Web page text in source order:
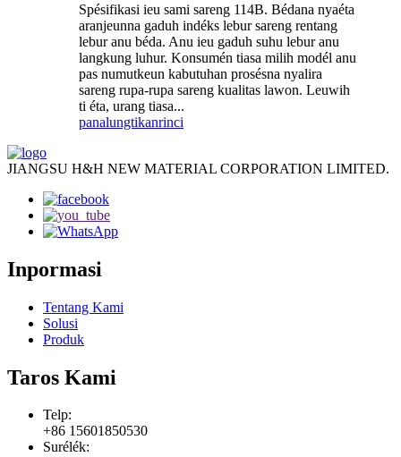
Spésifikasi ieu sami sareng 114B. Bédana nyaéta
aranjeunna gaduh indéks lebur sareng rentang
lebur anu béda. Anu ieu gaduh suhu lebur anu
langkung luhur. Konsumén tiasa milih modél anu
pas numutkeun kabutuhan prosésna nyalira
sareng rupa-rupa sareng kualitas lawon. Leuwih
ti éta, urang tiasa...
panalungtikanrinci
JIANGSU H&H NEW MATERIAL CORPORATION LIMITED.
Inpormasi
Tentang Kami
Solusi
Produk
Taros Kami
Telp:
+86 15601850530
Surélék: